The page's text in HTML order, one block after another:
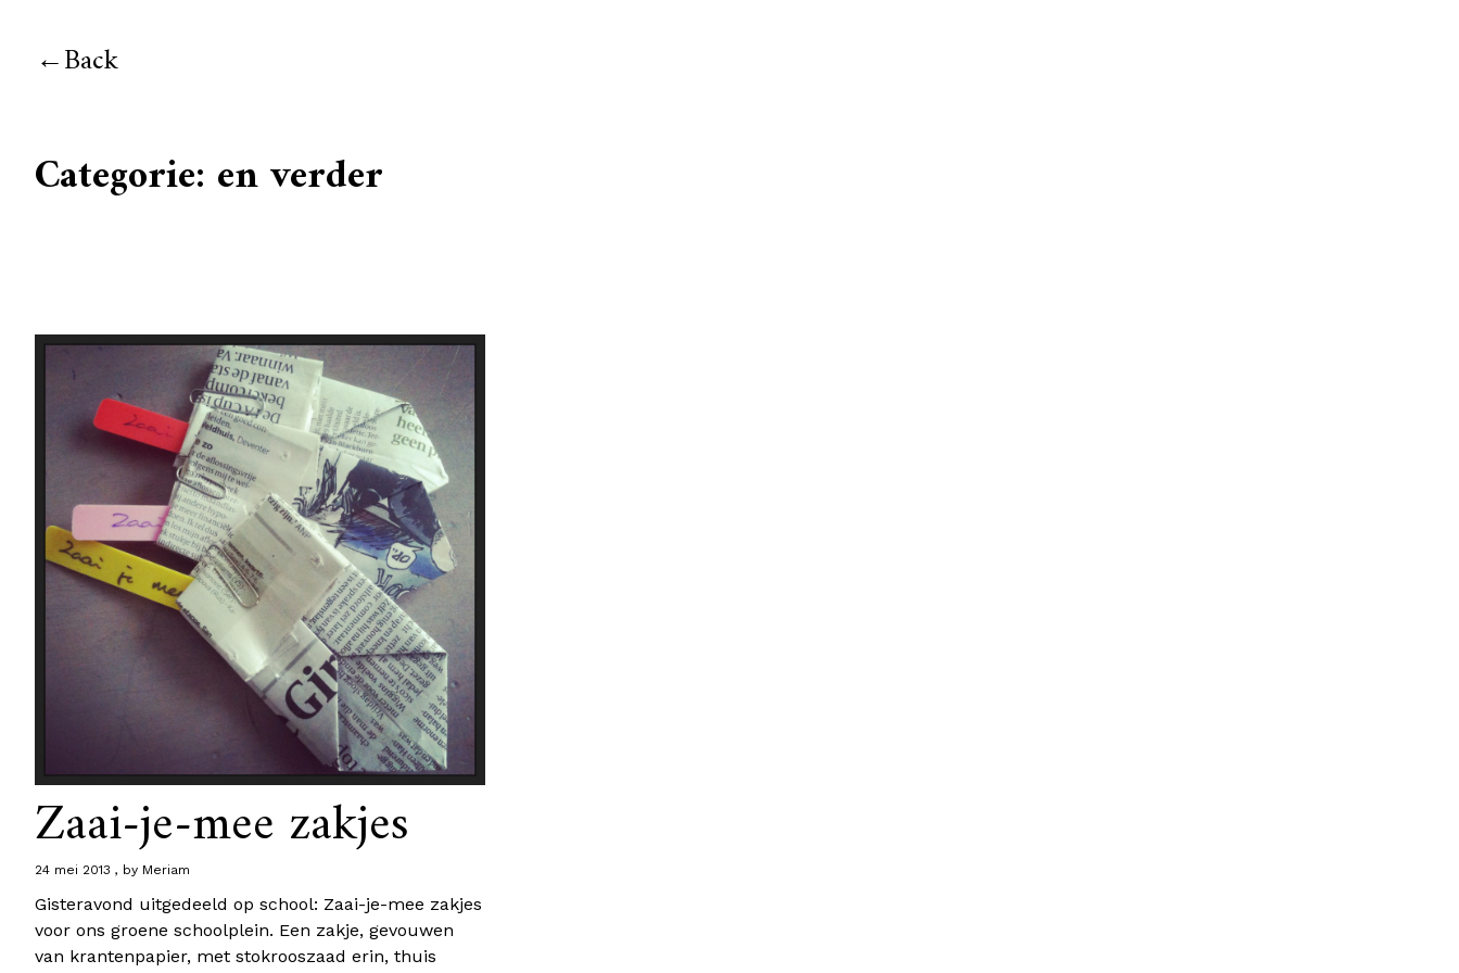
Back
Categorie: en verder
Zaai-je-mee zakjes
24 mei 2013 by Meriam
Gisteravond uitgedeeld op school: Zaai-je-mee zakjes
voor ons groene schoolplein. Een zakje, gevouwen
van krantenpapier, met stokrooszaad erin, thuis